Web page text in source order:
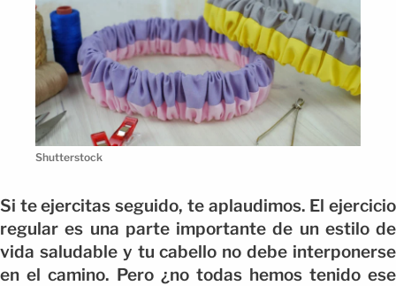
Shutterstock
Si te ejercitas seguido, te aplaudimos. El ejercicio
regular es una parte importante de un estilo de
vida saludable y tu cabello no debe interponerse
en el camino. Pero ¿no todas hemos tenido ese